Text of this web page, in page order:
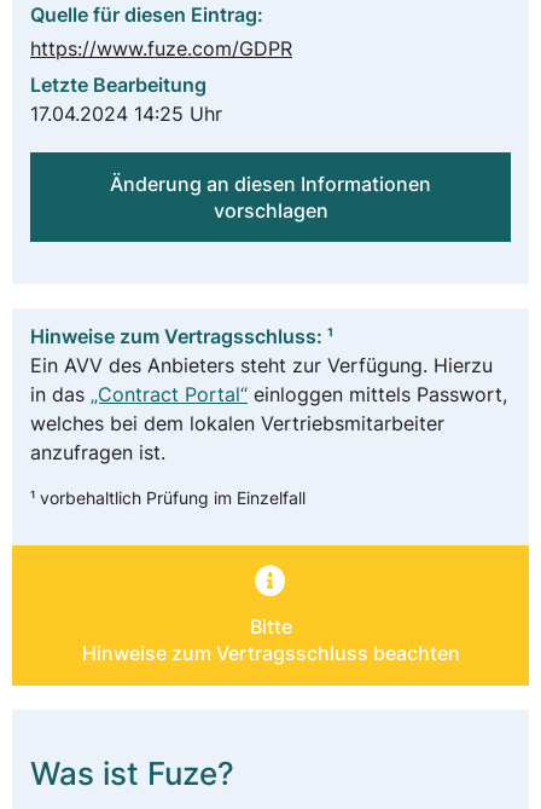
Quelle für diesen Eintrag:
https://www.fuze.com/GDPR
Letzte Bearbeitung
17.04.2024 14:25 Uhr
Änderung an diesen Informationen
vorschlagen
Hinweise zum Vertragsschluss: ¹
Ein AVV des Anbieters steht zur Verfügung. Hierzu
in das „Contract Portal“ einloggen mittels Passwort,
welches bei dem lokalen Vertriebsmitarbeiter
anzufragen ist.
¹ vorbehaltlich Prüfung im Einzelfall
Bitte
Hinweise zum Vertragsschluss beachten
Was ist Fuze?